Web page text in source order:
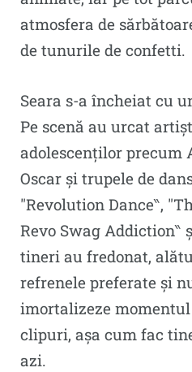
atmosfera de
de tunurile de confetti.
Seara s-a încheiat cu
Pe scenă au urcat
adolescenților precum
Oscar și trupele de
″Revolution Dance‶,
Revo Swag Addiction‶
tineri au fredonat,
refrenele preferate și
imortalizeze
clipuri, așa cum fac
azi.